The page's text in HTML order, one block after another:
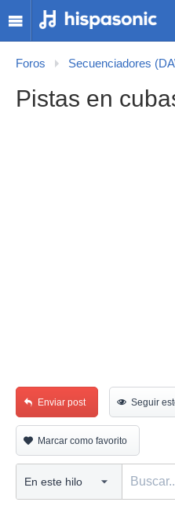
Foros Secuenciadores
Pistas en
Enviar post Seguir
Marcar como favorito